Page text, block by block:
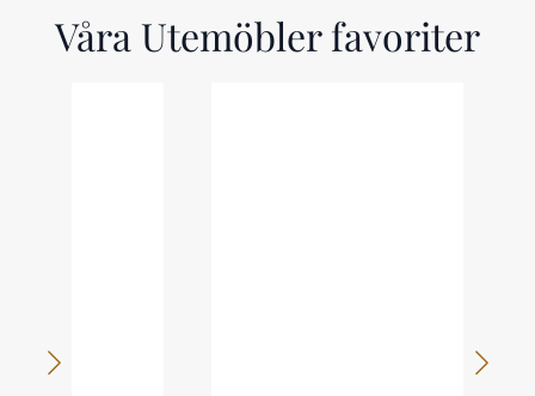
Våra Utemöbler favoriter